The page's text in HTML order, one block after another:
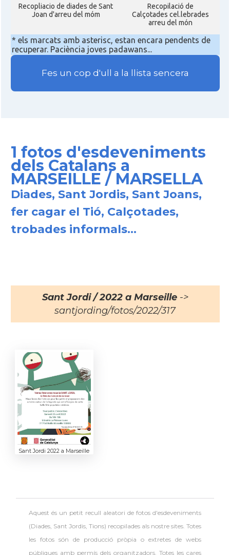
Recopliacio de diades de Sant
Joan d'arreu del móm
Recopilació de
Calçotades cel.lebrades
arreu del món
* els marcats amb asterisc, estan encara pendents de
recuperar. Paciència joves padawans...
Fes un cop d'ull a la llista sencera
1 fotos d'esdeveniments
dels Catalans a
MARSEILLE / MARSELLA
Diades, Sant Jordis, Sant Joans,
fer cagar el Tió, Calçotades,
trobades informals...
Sant Jordi / 2022 a Marseille->
santjording/fotos/2022/317
Sant Jordi 2022 a Marseille
Aquest és un petit recull aleatori defotos d'esdeveniments
(Diades, Sant Jordis, Tions) recopilades als nostre sites. Totes
les fotos són de producció pròpia o extretes de webs
públiques amb permís dels organitzadors.Totes les cares